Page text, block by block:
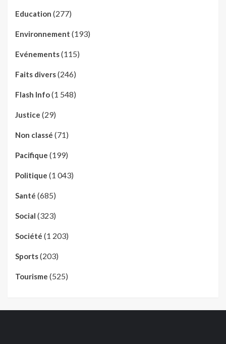
Education (277)
Environnement (193)
Evénements(115)
Faits divers(246)
Flash Info(1 548)
Justice (29)
Non classé (71)
Pacifique (199)
Politique (1 043)
Santé (685)
Social (323)
Société (1 203)
Sports(203)
Tourisme (525)